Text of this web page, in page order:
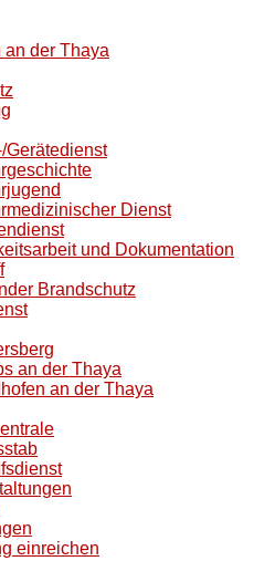
an der Thaya
Gerätedienst
Dienst
und Dokumentation
Brandschutz
an der Thaya
an der Thaya
einreichen